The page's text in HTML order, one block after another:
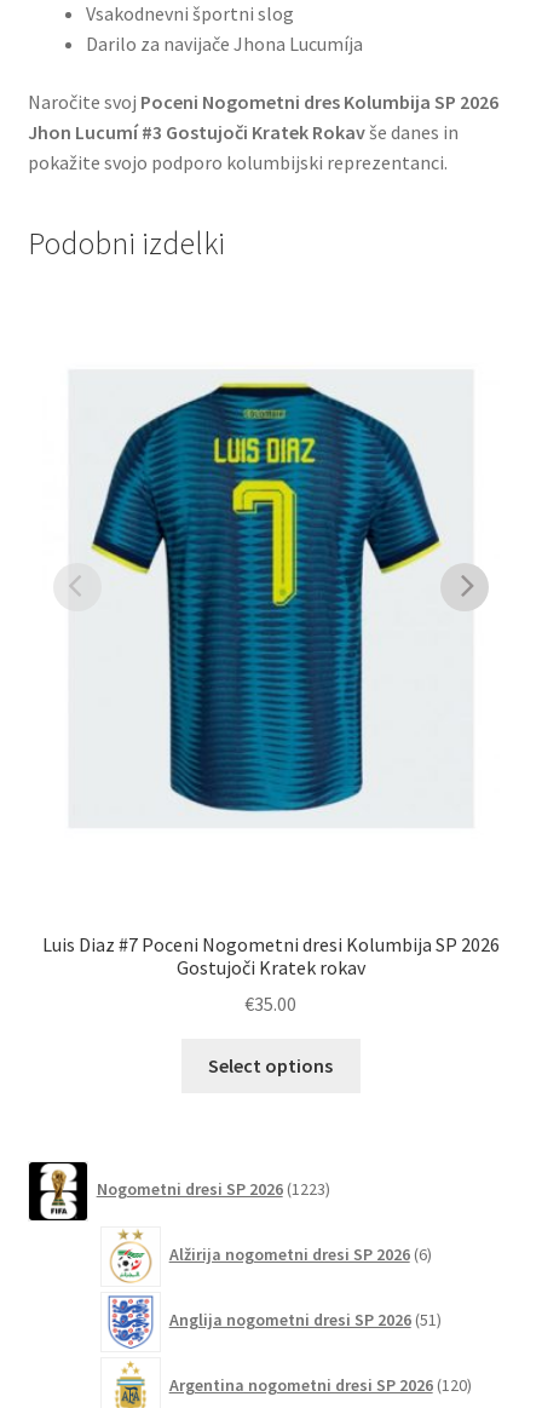
Vsakodnevni športni slog
Darilo za navijače Jhona Lucumíja
Naročite svoj Poceni Nogometni dres Kolumbija SP 2026
Jhon Lucumí #3 Gostujoči Kratek Rokavše danes in
pokažite svojo podporo kolumbijski reprezentanci.
Podobni izdelki
Luis Diaz #7 Poceni Nogometni dresi Kolumbija SP 2026
Gostujoči Kratek rokav
€35.00
Select options
izberete
strani
Nogometni dresi SP 2026 1223izdelkov
Alžirija nogometni dresi SP 2026 6izdelkov
Anglija nogometni dresi SP 2026 51izdelkov
Argentina nogometni dresi SP 2026 120izdelkov